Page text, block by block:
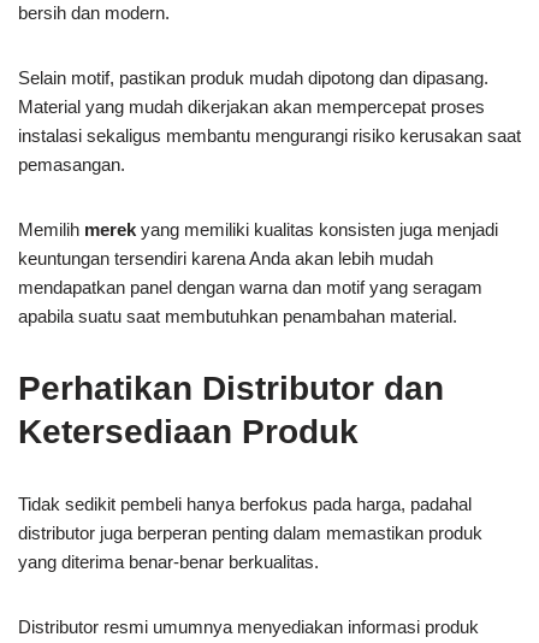
bersih dan modern.
Selain motif, pastikan produk mudah dipotong dan dipasang.
Material yang mudah dikerjakan akan mempercepat proses
instalasi sekaligus membantu mengurangi risiko kerusakan saat
pemasangan.
Memilih merek yang memiliki kualitas konsisten juga menjadi
keuntungan tersendiri karena Anda akan lebih mudah
mendapatkan panel dengan warna dan motif yang seragam
apabila suatu saat membutuhkan penambahan material.
Perhatikan Distributor dan
Ketersediaan Produk
Tidak sedikit pembeli hanya berfokus pada harga, padahal
distributor juga berperan penting dalam memastikan produk
yang diterima benar-benar berkualitas.
Distributor resmi umumnya menyediakan informasi produk